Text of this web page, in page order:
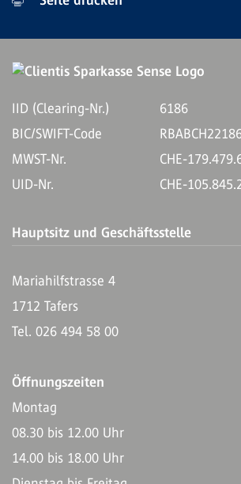
IID (Clearing-Nr.)
6186
BIC/SWIFT-Code
MWST-Nr.
CHE-
UID-Nr.
CHE-
Hauptsitz und Geschäftsstelle
Mariahilfstrasse 4
1712 Tafers
Tel. 026 494 58 00
Öffnungszeiten
Montag
08.30 bis 12.00 Uhr
14.00 bis 18.00 Uhr